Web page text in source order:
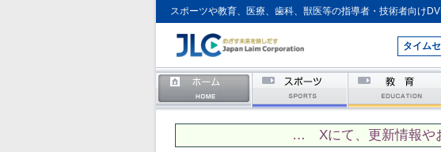
スポーツや教育、医療、歯科、獣医等の指導者・技術者向け
タイム
… Xにて、更新情報や